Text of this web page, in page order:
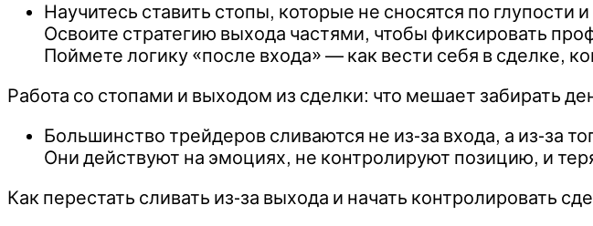
Научитесь ставить стопы, которые не сносятся по
Освоите стратегию выхода частями, чтобы фиксировать
Поймете логику «после входа» — как вести себя в сделке,
Работа со стопами и выходом из сделки: что мешает забирать
Большинство трейдеров сливаются не из-за входа, а из-за
Они действуют на эмоциях, не контролируют позицию, и
Как перестать сливать из-за выхода и начать контролировать